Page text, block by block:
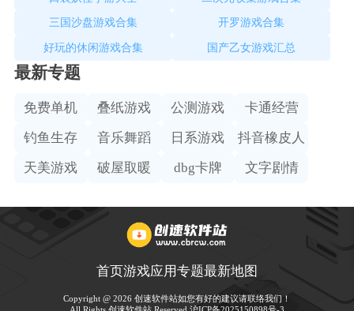
三国沙盘游戏合集
开罗游戏合集
好玩的休闲游戏合集
国产乙女游戏汇总
最新专题
免费单机 叠纸游戏 公测游戏 卡通经营
钓鱼生存 音乐舞蹈 日系游戏 抖音橡皮人
天美游戏 破屋取暖 dbg卡牌 文字剧情
首页游戏应用专题最新地图
Copyright @ 2026 创速软件站如您有好的建议请联络我们！